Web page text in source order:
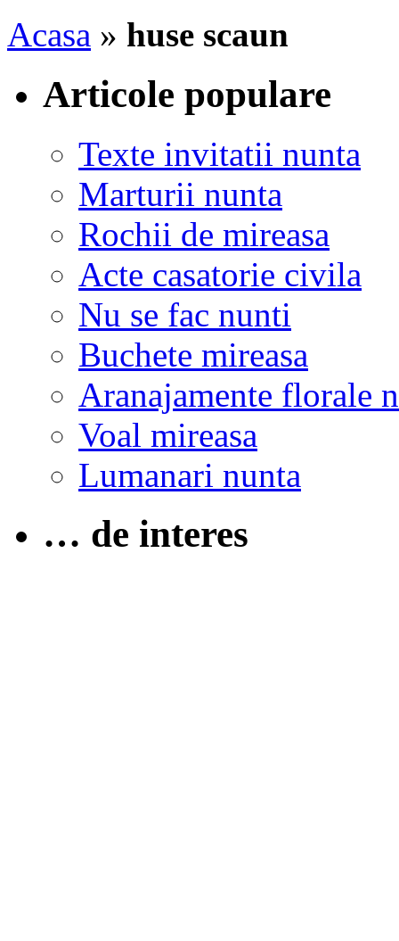
Acasa » huse scaun
Articole populare
Texte invitatii nunta
Marturii nunta
Rochii de mireasa
Acte casatorie civila
Nu se fac nunti
Buchete mireasa
Aranajamente florale
Voal mireasa
Lumanari nunta
… de interes